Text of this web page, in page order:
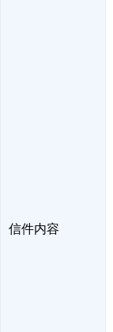
信件内容